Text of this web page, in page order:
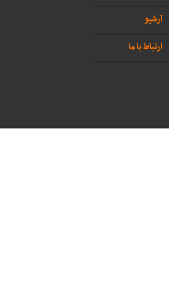
آرشیو
ارتباط با ما